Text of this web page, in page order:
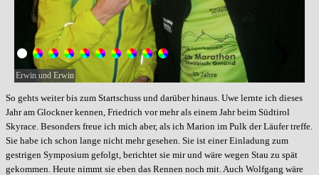
Erwin und Erwin
So gehts weiter bis zum Startschuss und darüber hinaus. Uwe lernte ich dieses
Jahr am Glockner kennen, Friedrich vor mehr als einem Jahr beim Südtirol
Skyrace. Besonders freue ich mich aber, als ich Marion im Pulk der Läufer treffe.
Sie habe ich schon lange nicht mehr gesehen. Sie ist einer Einladung zum
gestrigen Symposium gefolgt, berichtet sie mir und wäre wegen Stau zu spät
gekommen. Heute nimmt sie eben das Rennen noch mit. Auch Wolfgang wäre